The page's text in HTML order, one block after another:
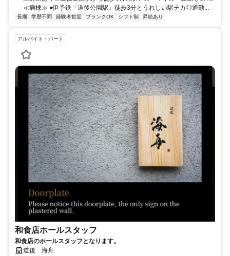
≪病棟≫ ●伊予鉄「道後公園駅」徒歩3分とうれしい駅チカ◎通勤...
長期 学歴不問 経験者歓迎 ブランクOK シフト制 昇給あり
アルバイト・パート
和食店ホールスタッフ
和食店のホールスタッフとなります。
道後 海舟